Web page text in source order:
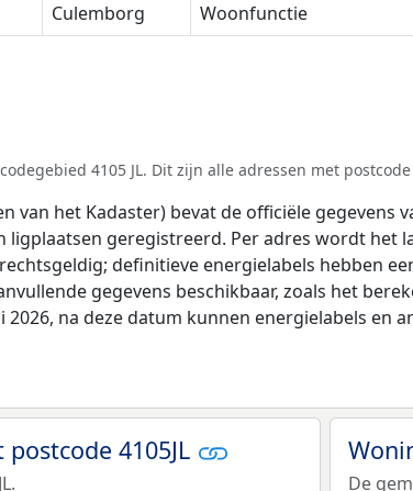
Culemborg Woonfunctie
4105 JL. Dit zijn alle adressen met postcode
van het Kadaster) bevat de officiële
geregistreerd. Per adres wordt het
definitieve energielabels hebben
gegevens beschikbaar, zoals het
na deze datum kunnen energielabels en
4105JL
De